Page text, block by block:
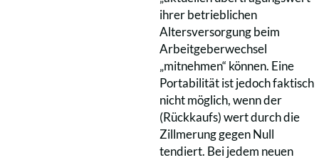
ihrer betrieblichen
Altersversorgung beim
Arbeitgeberwechsel
„mitnehmen“ können. Eine
Portabilität ist jedoch faktisch
nicht möglich, wenn der
(Rückkaufs) wert durch die
Zillmerung gegen Null
tendiert. Bei jedem neuen